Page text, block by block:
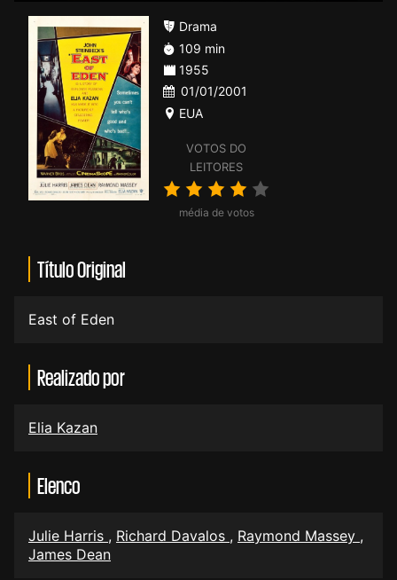
VOTOS DO
LEITORES
média de votos
Drama
109 min
1955
01/01/2001
EUA
Título Original
East of Eden
Realizado por
Elia Kazan
Elenco
Julie Harris , Richard Davalos , Raymond Massey ,
James Dean